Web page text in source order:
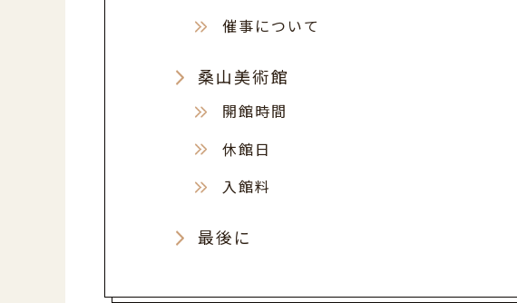
催事について
桑山美術館
開館時間
休館日
入館料
最後に